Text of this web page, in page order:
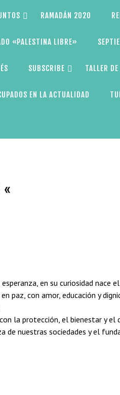
RAMADÁN 2020
«PALESTINA LIBRE»
SUBSCRIBE TALLER
EN LA ACTUALIDAD
en su curiosidad nace
paz, con amor, educación y
la protección, el bienestar y
de nuestras sociedades y el